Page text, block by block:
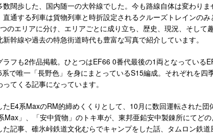
闊歩した、国内随一の大幹線でした。今も路線自体は変わりま
通する列車は貨物列車と時折設定されるクルーズトレインのみ
のエリアに分け、エリアごとに成り立ち、歴史、現況、そして
幹線や過去の特急街道時代も豊富な写真で紹介しています。
フも2作品掲載。ひとつはEF66 0番代最後の1両となっている
で唯一「長野色」を身にまとっているS15編成。それぞれを四
てくる記事になっています。
E4系MaxのRM的締めくくりとして、10月に数回運転された団
」、「安中貨物」のトキ車が、東邦亜鉛安中製錬所にてど
記事、碓氷峠鉄道文化むらでキャンプをした話、タムロン鉄道